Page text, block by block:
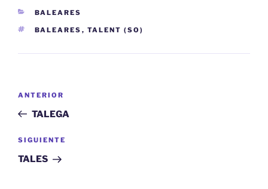
CATEGORÍAS
BALEARES
ETIQUETAS
BALEARES , TALENT (SO)
entradas
Entrada
anterior:
ANTERIOR
TALEGA
Siguiente
entrada
SIGUIENTE
TALES